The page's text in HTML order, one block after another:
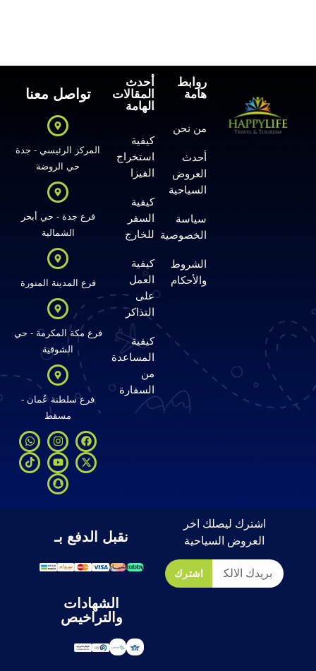
روابط
هامة
من نحن
أحدث
العروض
السياحية
سياسة
الخصوصية
الشروط
والأحكام
أحدث
المقالات
الهامة
كيفية
استخراج
الفيزا
كيفية
السفر
للخارج
كيفية
العمل
على
التذاكر
كيفية
المساعدة
من
السفارة
تواصل معنا
المركز الرئيسي - جدة
حي الروضة
فرع جدة - حي أبحر
الشمالية
فرع المدينة المنورة
فرع مكة المكرمة - حي
الشوقية
فرع سلطنة عُمان -
مسقط
اشترك ليصلك اخر
العروض السياحية
اشترك
نقبل الدفع بـ
الشهادات
والتراخيص